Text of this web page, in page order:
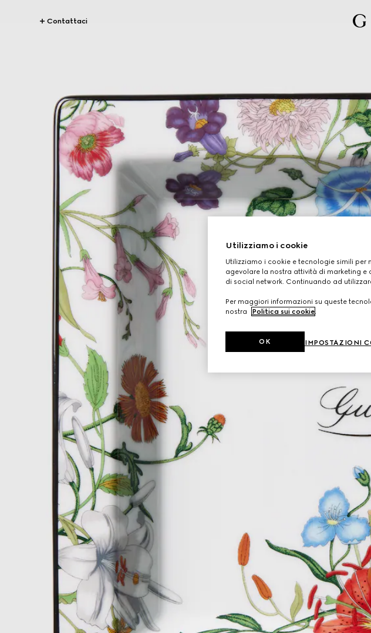
Contattaci
Utilizziamo i cookie
Utilizziamo i cookie e tecnologie simili per
agevolare la nostra attività di marketing e
di social network. Continuando ad
Per maggiori informazioni su queste
nostra
Politica sui cookie
IMPOSTAZIONI
OK